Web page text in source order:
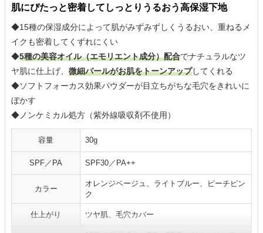
肌にぴたっと密着してしっとりうるおう高保湿下地
◆15種の保湿成分によって肌がみずみずしくうるおい、重ねるメ
イクも密着してくずれにくい
◆5種の美容オイル（エモリエント成分）配合でナチュラルなツ
ヤ肌に仕上げ、 微細パールがお肌をトーンアップしてくれる
◆ソフトフォーカス効果パウダーが目立ちがちな毛穴をきれいに
ぼかす
◆ノンケミカル処方（紫外線吸収剤不使用）
容量 30g
SPF／PA SPF30／PA++
カラー
オレンジベージュ、ライトブルー、ピーチピン
ク
仕上がり ツヤ肌、毛穴カバー